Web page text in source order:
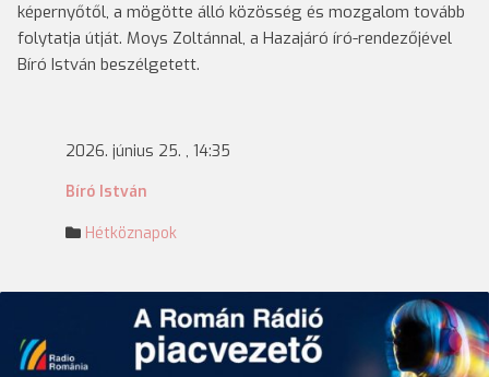
képernyőtől, a mögötte álló közösség és mozgalom tovább
folytatja útját. Moys Zoltánnal, a Hazajáró író-rendezőjével
Bíró István beszélgetett.
2026. június 25. , 14:35
Bíró István
Hétköznapok